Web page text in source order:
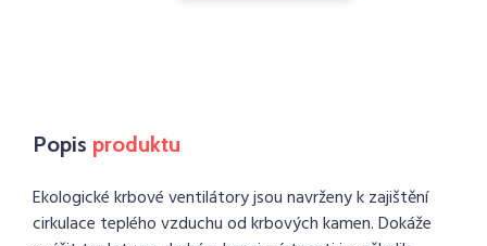
Popis produktu
Ekologické krbové ventilátory jsou navrženy k zajištění
cirkulace teplého vzduchu od krbových kamen. Dokáže